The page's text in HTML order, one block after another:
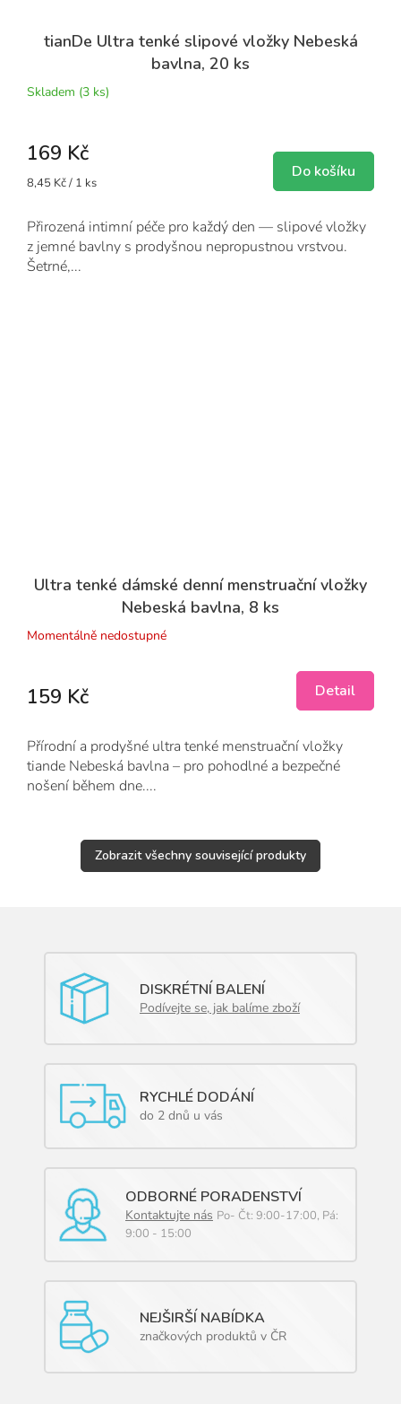
tianDe Ultra tenké slipové vložky Nebeská
bavlna, 20 ks
Skladem (3 ks)
169 Kč
Měrná
8,45 Kč / 1 ks
Do košíku
Přirozená intimní péče pro každý den — slipové vložky
z jemné bavlny s prodyšnou nepropustnou vrstvou.
Šetrné,...
Ultra tenké dámské denní menstruační vložky
Nebeská bavlna, 8 ks
Momentálně nedostupné
159 Kč Detail
Přírodní a prodyšné ultra tenké menstruační vložky
tiande Nebeská bavlna – pro pohodlné a bezpečné
nošení během dne....
Zobrazit všechny související produkty
DISKRÉTNÍ BALENÍ
Podívejte se, jak balíme zboží
RYCHLÉ DODÁNÍ
do 2 dnů u vás
ODBORNÉ PORADENSTVÍ
Kontaktujte nás Po- Čt: 9:00-17:00, Pá:
9:00 - 15:00
NEJŠIRŠÍ NABÍDKA
značkových produktů v ČR